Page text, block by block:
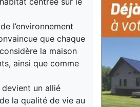
l’environnement
que chaque
la maison
ainsi que comme
devient un allié
la qualité de vie au